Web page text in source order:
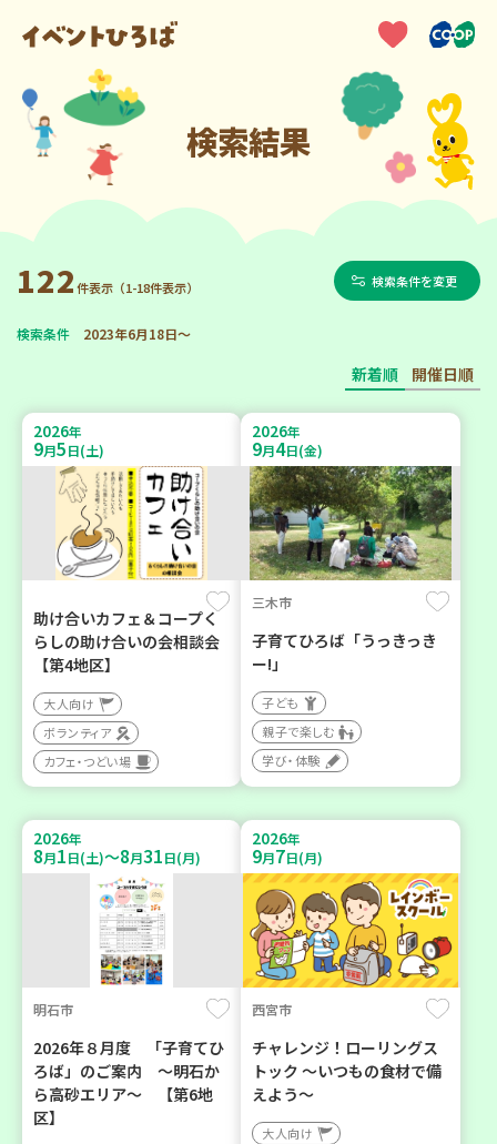
検索結果
122件表示（1-18件表示） 検索条件を変更
検索条件 2023年6月18日～
新着順 開催日順
2026年
9月5日(土)
助け合いカフェ＆コープく
らしの助け合いの会相談会
【第4地区】
大人向け
ボランティア
カフェ・つどい場
2026年
9月4日(金)
三木市
子育てひろば「うっきっき
ー!」
子ども
親子で楽しむ
学び・体験
2026年
8月1日(土)～8月31日(月)
明石市
2026年８月度 「子育てひ
ろば」のご案内 ～明石か
ら高砂エリア～ 【第6地
区】
2026年
9月7日(月)
西宮市
チャレンジ！ローリングス
トック ～いつもの食材で備
えよう～
大人向け